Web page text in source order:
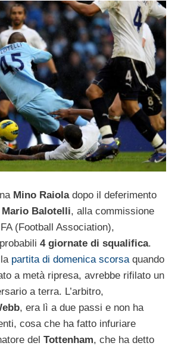
Mino Raioladopo il deferimento
Mario Balotelli, alla commissione
(Football Association),
4 giornate di squalifica.
partita di domenica scorsa quando
a metà ripresa, avrebbe rifilato un
a terra. L’arbitro,
, era lì a due passi e non ha
cosa che ha fatto infuriare
del Tottenham, che ha detto